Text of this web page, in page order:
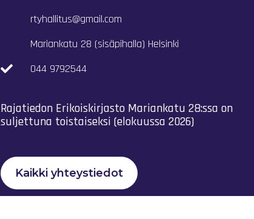
rtyhallitus@gmail.com
Mariankatu 28 (sisäpihalla) Helsinki
044 9792544
Rajatiedon Erikoiskirjasto Mariankatu 28:ssa on
suljettuna toistaiseksi (elokuussa 2026)
Kaikki yhteystiedot